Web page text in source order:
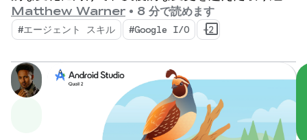
を行っています。最新のツールはエージェントの時
代向けに構築されており、Android デベロッパーの
生産性を向上させる機能と、コードベースにデプロ
イする AI エージェントを強化する機能を備えてい
ます。
Matthew Warner • 8 分で読めます
#エージェント スキル #Google I/O +2